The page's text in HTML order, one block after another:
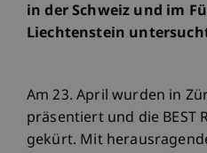
in der Schweiz und im
Liechtenstein
Am 23. April wurden in
präsentiert und die BEST
gekürt. Mit